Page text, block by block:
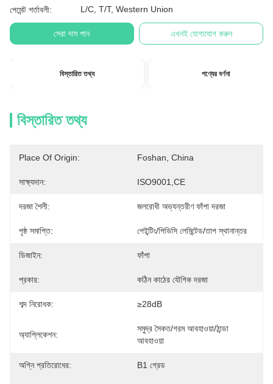
পেমেন্ট শর্তাবলী: L/C, T/T, Western Union
সেরা দাম পান এখনই যোগাযোগ করুন
বিস্তারিত তথ্য পণ্যের বর্ণনা
বিস্তারিত তথ্য
Place Of Origin: Foshan, China
সাক্ষ্যদান: ISO9001,CE
দরজা শৈলী: জলরোধী অভ্যন্তরীণ ফাঁপা দরজা
পৃষ্ঠ সমাপ্তি: পেইন্টিং/পিভিসি লেমিন্টেড/তাপ স্থানান্তর
ডিজাইন: ফাঁপা
প্রকার: কঠিন কাঠের যৌগিক দরজা
শব্দ নিরোধক: ≥28dB
অ্যাপ্লিকেশন:
সমুদ্র সৈকত/গরম আবহাওয়া/ঠান্ডা
আবহাওয়া
অগ্নি প্রতিরোধের: B1 গ্রেড